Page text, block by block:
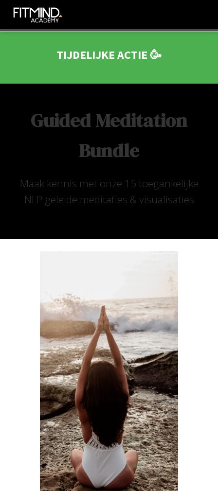
TIJDELIJKE ACTIE 🥳
Guided Meditation
Bundle
Maak kennis met onze 15 toegankelijke
NLP geleide meditaties & visualisaties